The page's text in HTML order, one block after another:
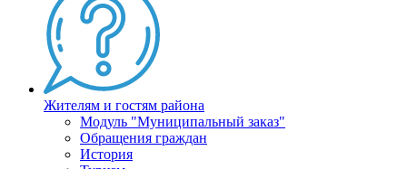
Жителям и гостям района
Модуль "Муниципальный заказ"
Обращения граждан
История